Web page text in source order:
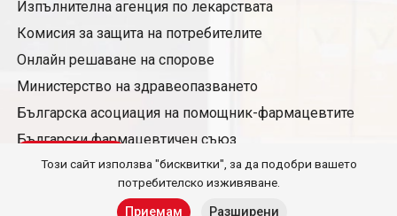
Изпълнителна агенция по лекарствата
Комисия за защита на потребителите
Онлайн решаване на спорове
Министерство на здравеопазването
Българска асоциация на помощник-фармацевтите
Български фармацевтичен съюз
Условия за издаване и ползване на карта за отстъпки
Този сайт използва "бисквитки", за да подобри вашето
потребителско изживяване.
Приемам Разширени